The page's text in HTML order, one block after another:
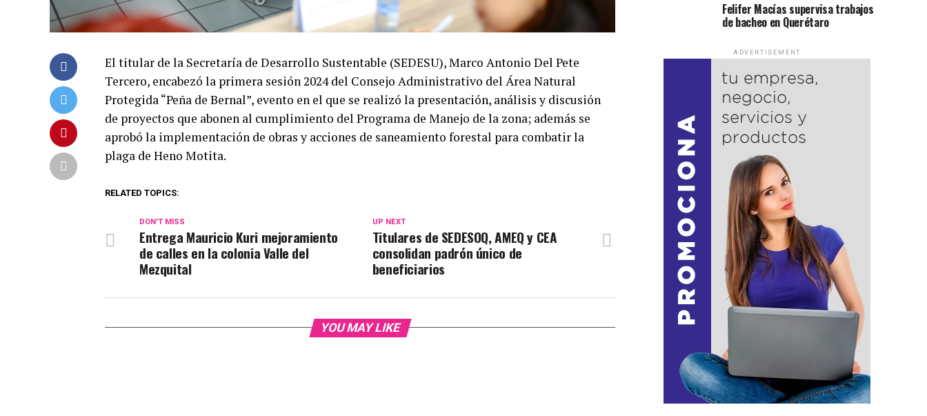
El titular de la Secretaría de Desarrollo Sustentable (SEDESU), Marco Antonio Del Pete
Tercero, encabezó la primera sesión 2024 del Consejo Administrativo del Área Natural
Protegida “Peña de Bernal”, evento en el que se realizó la presentación, análisis y discusión
de proyectos que abonen al cumplimiento del Programa de Manejo de la zona; además se
aprobó la implementación de obras y acciones de saneamiento forestal para combatir la
plaga de Heno Motita.
RELATED TOPICS:
UP NEXT
Titulares de SEDESOQ, AMEQ y CEA
consolidan padrón único de
beneficiarios
DON'T MISS
Entrega Mauricio Kuri mejoramiento
de calles en la colonia Valle del
Mezquital
YOU MAY LIKE
Felifer Macías supervisa trabajos
de bacheo en Querétaro
ADVERTISEMENT